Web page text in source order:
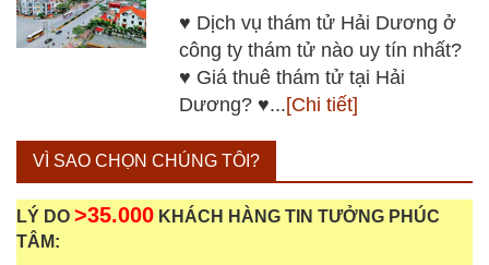
♥ Dịch vụ thám tử Hải Dương ở
công ty thám tử nào uy tín nhất?
♥ Giá thuê thám tử tại Hải
Dương? ♥...[Chi tiết]
VÌ SAO CHỌN CHÚNG TÔI?
LÝ DO >35.000 KHÁCH HÀNG TIN TƯỞNG PHÚC
TÂM: